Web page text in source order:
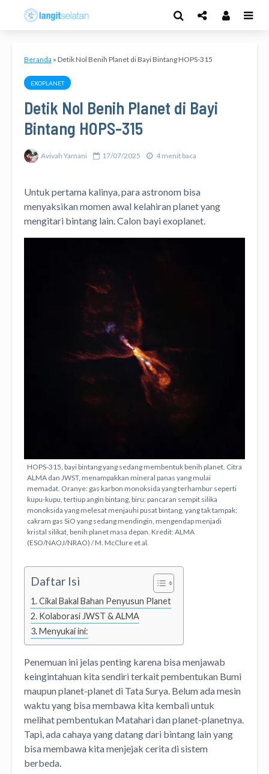
Beranda » Detik Nol Benih Planet di Bayi Bintang HOPS-315
EXOPLANET
Detik Nol Benih Planet di Bayi
Bintang HOPS-315
Avivah Yamani 17/07/2025 4 menit baca
Untuk pertama kalinya, para astronom bisa
menyaksikan momen awal kelahiran planet yang
mengitari bintang lain. Calon bayi exoplanet.
HOPS-315, bayi bintang yang sedang membentuk benih planet. Citra
ALMA dan JWST, menampakkan mineral panas yang mulai
memadat. Oranye: gas karbon monoksida yang terhambur seperti
kupu-kupu, tertiup angin bintang, biru: pancaran sempit silika
monoksida yang melesat menjauhi pusat bintang, yang tak tampak:
cakram gas SiO yang sedang mendingin, mengendap menjadi
kristal silikat, benih planet masa depan. Kredit: ALMA
(ESO/NAOJ/NRAO) / M. McClure et al.
Daftar Isi
Cikal Bakal Bahan Penyusun Planet
Kolaborasi JWST & ALMA
Menyukai ini:
Penemuan ini jelas penting karena bisa menjawab
keingintahuan kita sendiri terkait pembentukan Bumi
maupun planet-planet di Tata Surya. Belum ada mesin
waktu yang bisa membawa kita kembali untuk
melihat pembentukan Matahari dan planet-planetnya.
Tapi, ada cahaya yang datang dari bintang lain yang
bisa membawa kita menjejak cerita di sistem
berbeda.